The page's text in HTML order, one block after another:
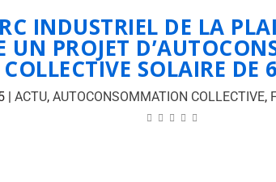
INDUSTRIEL DE LA
UN PROJET
COLLECTIVE SOLAIRE DE
| ACTU, AUTOCONSOMMATION COLLECTIVE,